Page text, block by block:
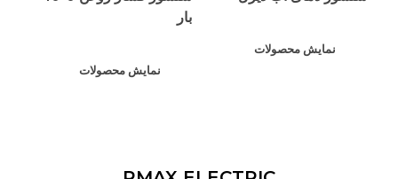
نمایش محصولات
بار
نمایش محصولات